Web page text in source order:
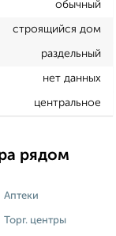
обычный
строящийся дом
раздельный
нет данных
центральное
рядом
Аптеки
Торг. центры